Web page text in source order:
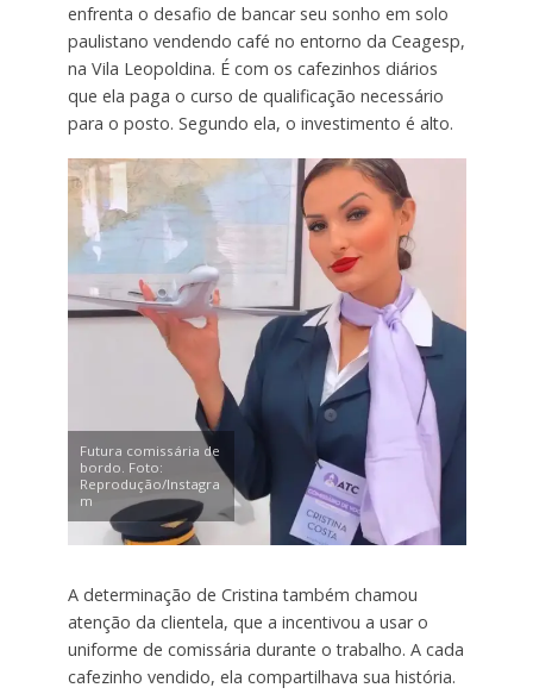
enfrenta o desafio de bancar seu sonho em solo
paulistano vendendo café no entorno da Ceagesp,
na Vila Leopoldina. É com os cafezinhos diários
que ela paga o curso de qualificação necessário
para o posto. Segundo ela, o investimento é alto.
Futura comissária de
bordo. Foto:
Reprodução/Instagra
m
A determinação de Cristina também chamou
atenção da clientela, que a incentivou a usar o
uniforme de comissária durante o trabalho. A cada
cafezinho vendido, ela compartilhava sua história.